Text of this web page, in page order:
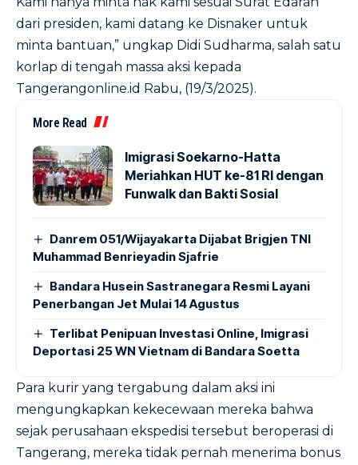
dari presiden, kami datang ke Disnaker untuk
minta bantuan,” ungkap Didi Sudharma, salah satu
korlap di tengah massa aksi kepada
Tangerangonline.id Rabu, (19/3/2025).
More Read
Imigrasi Soekarno-Hatta
Meriahkan HUT ke-81 RI dengan
Funwalk dan Bakti Sosial
Danrem 051/Wijayakarta Dijabat Brigjen TNI
Muhammad Benrieyadin Sjafrie
Bandara Husein Sastranegara Resmi Layani
Penerbangan Jet Mulai 14 Agustus
Terlibat Penipuan Investasi Online, Imigrasi
Deportasi 25 WN Vietnam di Bandara Soetta
Para kurir yang tergabung dalam aksi ini
mengungkapkan kekecewaan mereka bahwa
sejak perusahaan ekspedisi tersebut beroperasi di
Tangerang, mereka tidak pernah menerima bonus